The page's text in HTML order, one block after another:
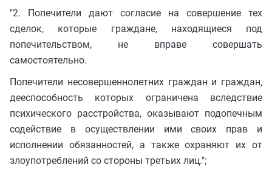
"2. Попечители дают согласие на совершение тех
сделок, которые граждане, находящиеся под
попечительством, не вправе совершать
самостоятельно.
Попечители несовершеннолетних граждан и граждан,
дееспособность которых ограничена вследствие
психического расстройства, оказывают подопечным
содействие в осуществлении ими своих прав и
исполнении обязанностей, а также охраняют их от
злоупотреблений со стороны третьих лиц.";